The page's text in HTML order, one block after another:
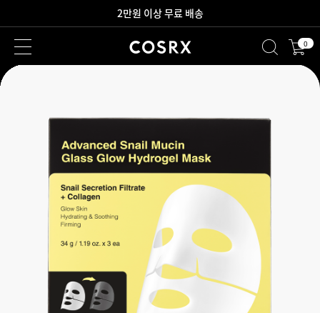
새로워진 회원 혜택을 만나보세요!
2만원 이상 무료 배송 0